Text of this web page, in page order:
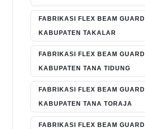
FABRIKASI FLEX BEAM
KABUPATEN TAKALAR
FABRIKASI FLEX BEAM
KABUPATEN TANA TIDUNG
FABRIKASI FLEX BEAM
KABUPATEN TANA TORAJA
FABRIKASI FLEX BEAM